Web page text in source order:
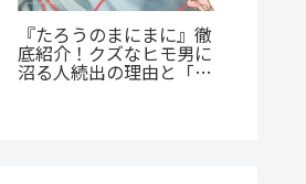
『たろうのまにまに』徹
底紹介！クズなヒモ男に
沼る人続出の理由と「ま
にまに」の意味とは？